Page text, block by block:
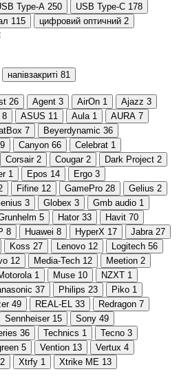
Type-A 250 USB Type-C 178
115 цифровий оптичний 2
напівзакриті 81
26 Agent 3 AirOn 1 Ajazz 3
8 ASUS 11 Aula 1 AURA 7
7 Beyerdynamic 36
Canyon 66 Celebrat 1
Corsair 2 Cougar 2 Dark Project 2
1 Epos 14 Ergo 3
Fifine 12 GamePro 28 Gelius 2
3 Globex 3 Gmb audio 1
5 Hator 33 Havit 70
8 Huawei 8 HyperX 17 Jabra 27
Koss 27 Lenovo 12 Logitech 56
12 Media-Tech 12 Meetion 2
1 Muse 10 NZXT 1
37 Philips 23 Piko 1
49 REAL-EL 33 Redragon 7
Sennheiser 15 Sony 49
36 Technics 1 Tecno 3
5 Vention 13 Vertux 4
Xtrfy 1 Xtrike ME 13